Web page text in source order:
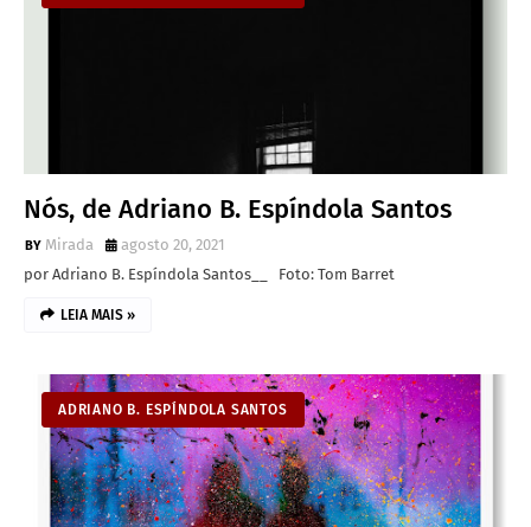
Nós, de Adriano B. Espíndola Santos
Mirada
agosto 20, 2021
por Adriano B. Espíndola Santos__ Foto: Tom Barret
LEIA MAIS »
ADRIANO B. ESPÍNDOLA SANTOS